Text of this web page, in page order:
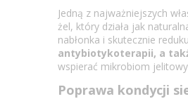
Jedną z najważniejszych
żel, który działa jak
nabłonka i skutecznie
antybiotykoterapii, a
wspierać mikrobiom
Poprawa kondycji